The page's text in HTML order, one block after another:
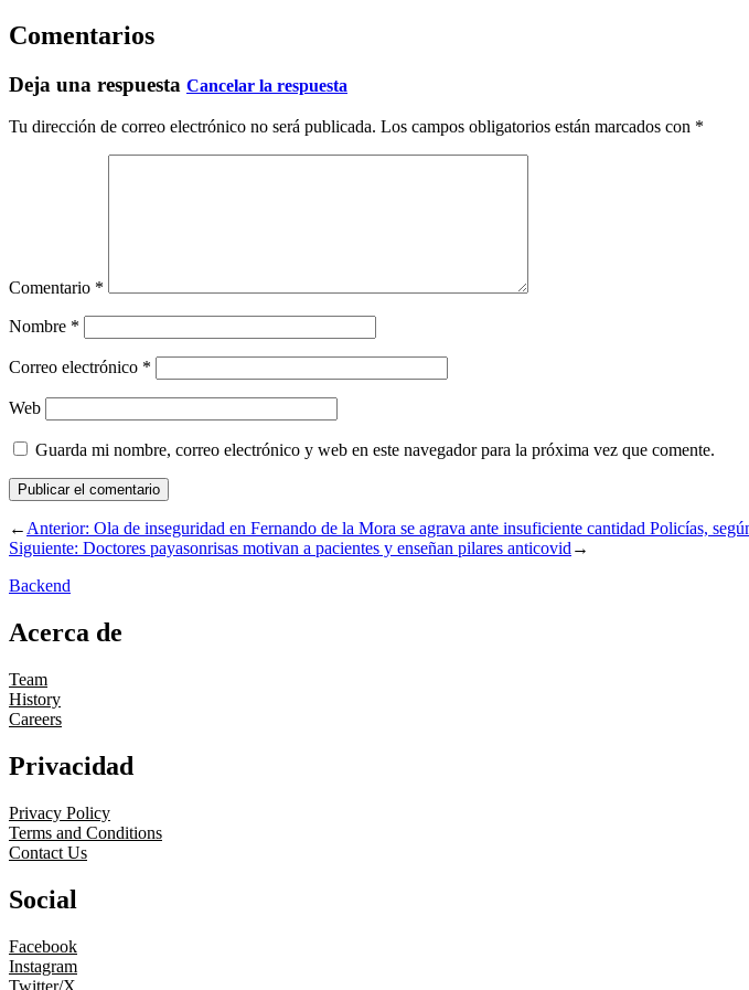
Comentarios
Deja una respuesta Cancelar la respuesta
Tu dirección de correo electrónico no será publicada. Los campos obligatorios están marcados con *
Comentario *
Nombre *
Correo electrónico *
Web
Guarda mi nombre, correo electrónico y web en este navegador para la próxima vez que comente.
←Anterior: Ola de inseguridad en Fernando de la Mora se agrava ante insuficiente cantidad Policías,
Siguiente: Doctores payasonrisas motivan a pacientes y enseñan pilares anticovid→
Backend
Acerca de
Team
History
Careers
Privacidad
Privacy Policy
Terms and Conditions
Contact Us
Social
Facebook
Instagram
Twitter/X